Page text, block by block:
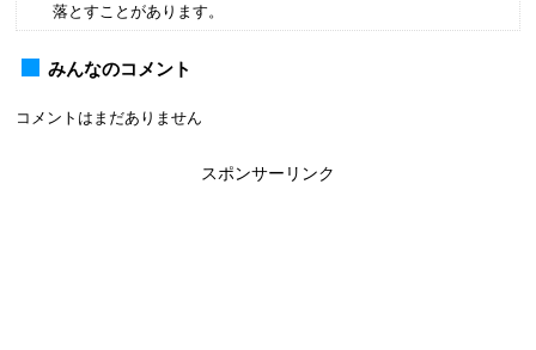
落とすことがあります。
みんなのコメント
コメントはまだありません
スポンサーリンク